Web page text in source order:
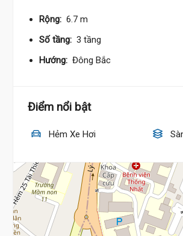
Rộng: 6.7 m
Số tầng: 3 tầng
Hướng: Đông Bắc
Điểm nổi bật
Hẻm Xe Hơi